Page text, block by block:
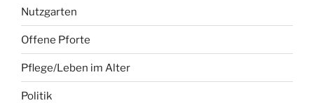
Nutzgarten
Offene Pforte
Pflege/Leben im Alter
Politik